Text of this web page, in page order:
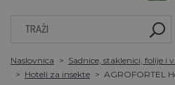
Naslovnica
Sadnice, staklenici, folije i
Hoteli za insekte
AGROFORTEL